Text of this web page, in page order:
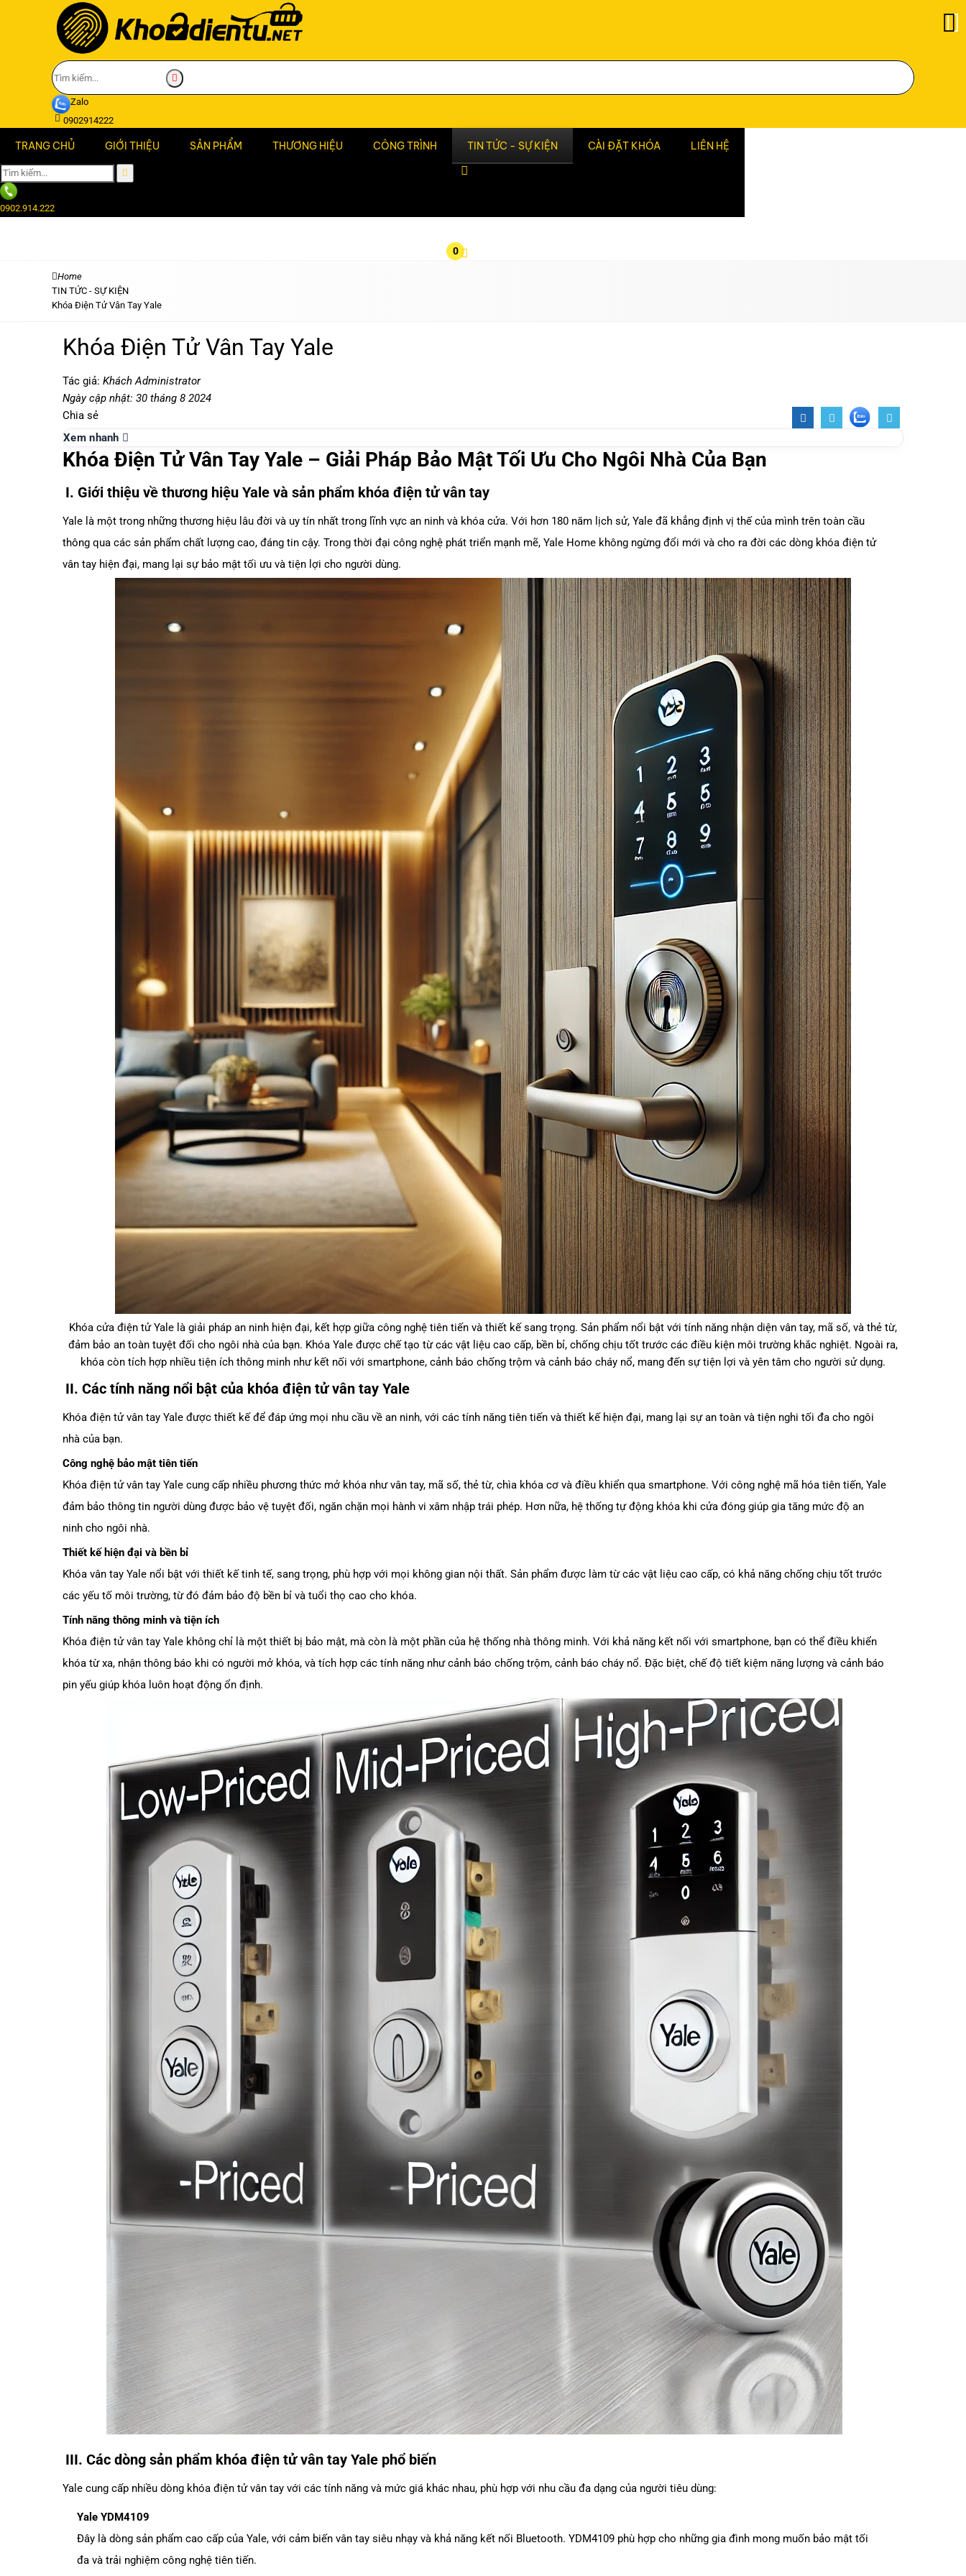
Zalo
0902914222
TRANG CHỦ GIỚI THIỆU SẢN PHẨM THƯƠNG HIỆU CÔNG TRÌNH TIN TỨC - SỰ KIỆN CÀI ĐẶT KHÓA LIÊN HỆ
0
0902.914.222
Home
TIN TỨC - SỰ KIỆN
Khóa Điện Tử Vân Tay Yale
Khóa Điện Tử Vân Tay Yale
Tác giả: Khách Administrator
Ngày cập nhật: 30 tháng 8 2024
Chia sẻ
Xem nhanh
Khóa Điện Tử Vân Tay Yale – Giải Pháp Bảo Mật Tối Ưu Cho Ngôi Nhà Của Bạn
I. Giới thiệu về thương hiệu Yale và sản phẩm khóa điện tử vân tay
Yale là một trong những thương hiệu lâu đời và uy tín nhất trong lĩnh vực an ninh và khóa cửa. Với hơn 180 năm lịch sử, Yale đã khẳng định vị thế của mình trên toàn cầu
thông qua các sản phẩm chất lượng cao, đáng tin cậy. Trong thời đại công nghệ phát triển mạnh mẽ, Yale Home không ngừng đổi mới và cho ra đời các dòng khóa điện tử
vân tay hiện đại, mang lại sự bảo mật tối ưu và tiện lợi cho người dùng.
Khóa cửa điện tử Yale là giải pháp an ninh hiện đại, kết hợp giữa công nghệ tiên tiến và thiết kế sang trọng. Sản phẩm nổi bật với tính năng nhận diện vân tay, mã số, và thẻ từ,
đảm bảo an toàn tuyệt đối cho ngôi nhà của bạn. Khóa Yale được chế tạo từ các vật liệu cao cấp, bền bỉ, chống chịu tốt trước các điều kiện môi trường khắc nghiệt. Ngoài ra,
khóa còn tích hợp nhiều tiện ích thông minh như kết nối với smartphone, cảnh báo chống trộm và cảnh báo cháy nổ, mang đến sự tiện lợi và yên tâm cho người sử dụng.
II. Các tính năng nổi bật của khóa điện tử vân tay Yale
Khóa điện tử vân tay Yale được thiết kế để đáp ứng mọi nhu cầu về an ninh, với các tính năng tiên tiến và thiết kế hiện đại, mang lại sự an toàn và tiện nghi tối đa cho ngôi
nhà của bạn.
Công nghệ bảo mật tiên tiến
Khóa điện tử vân tay Yale cung cấp nhiều phương thức mở khóa như vân tay, mã số, thẻ từ, chìa khóa cơ và điều khiển qua smartphone. Với công nghệ mã hóa tiên tiến, Yale
đảm bảo thông tin người dùng được bảo vệ tuyệt đối, ngăn chặn mọi hành vi xâm nhập trái phép. Hơn nữa, hệ thống tự động khóa khi cửa đóng giúp gia tăng mức độ an
ninh cho ngôi nhà.
Thiết kế hiện đại và bền bỉ
Khóa vân tay Yale nổi bật với thiết kế tinh tế, sang trọng, phù hợp với mọi không gian nội thất. Sản phẩm được làm từ các vật liệu cao cấp, có khả năng chống chịu tốt trước
các yếu tố môi trường, từ đó đảm bảo độ bền bỉ và tuổi thọ cao cho khóa.
Tính năng thông minh và tiện ích
Khóa điện tử vân tay Yale không chỉ là một thiết bị bảo mật, mà còn là một phần của hệ thống nhà thông minh. Với khả năng kết nối với smartphone, bạn có thể điều khiển
khóa từ xa, nhận thông báo khi có người mở khóa, và tích hợp các tính năng như cảnh báo chống trộm, cảnh báo cháy nổ. Đặc biệt, chế độ tiết kiệm năng lượng và cảnh báo
pin yếu giúp khóa luôn hoạt động ổn định.
III. Các dòng sản phẩm khóa điện tử vân tay Yale phổ biến
Yale cung cấp nhiều dòng khóa điện tử vân tay với các tính năng và mức giá khác nhau, phù hợp với nhu cầu đa dạng của người tiêu dùng:
Yale YDM4109
Đây là dòng sản phẩm cao cấp của Yale, với cảm biến vân tay siêu nhạy và khả năng kết nối Bluetooth. YDM4109 phù hợp cho những gia đình mong muốn bảo mật tối
đa và trải nghiệm công nghệ tiên tiến.